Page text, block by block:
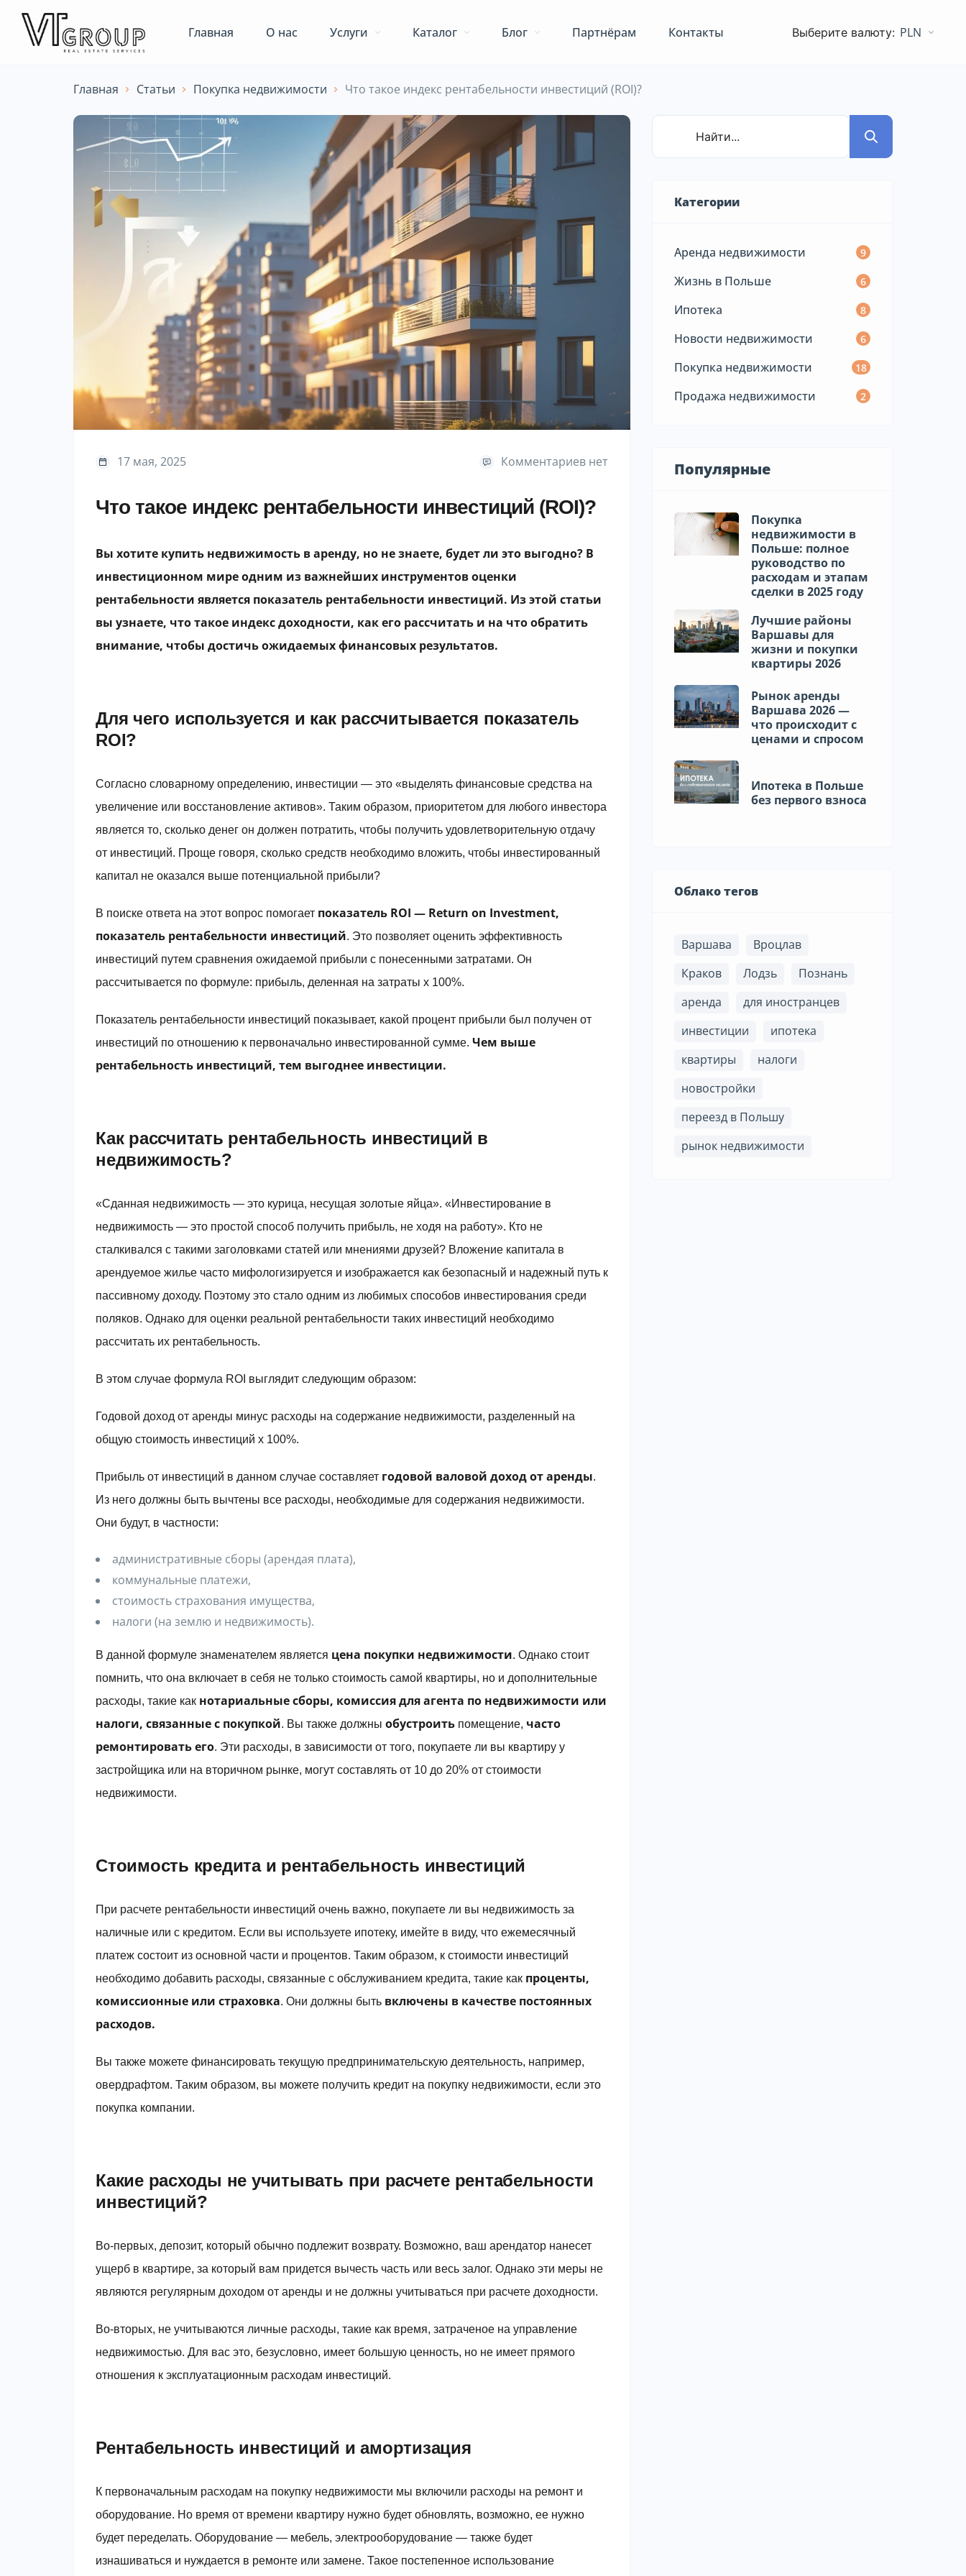
Главная О нас Услуги Каталог Блог Партнёрам Контакты PLN
Главная Статьи Покупка недвижимости Что такое индекс рентабельности инвестиций (ROI)?
17 мая, 2025 Комментариев нет
Что такое индекс рентабельности инвестиций (ROI)?
Вы хотите купить недвижимость в аренду, но не знаете, будет ли это выгодно? В
инвестиционном мире одним из важнейших инструментов оценки
рентабельности является показатель рентабельности инвестиций. Из этой статьи
вы узнаете, что такое индекс доходности, как его рассчитать и на что обратить
внимание, чтобы достичь ожидаемых финансовых результатов.
Для чего используется и как рассчитывается показатель
ROI?
Согласно словарному определению, инвестиции — это «выделять финансовые средства на
увеличение или восстановление активов». Таким образом, приоритетом для любого инвестора
является то, сколько денег он должен потратить, чтобы получить удовлетворительную отдачу
от инвестиций. Проще говоря, сколько средств необходимо вложить, чтобы инвестированный
капитал не оказался выше потенциальной прибыли?
В поиске ответа на этот вопрос помогает показатель ROI — Return on Investment,
показатель рентабельности инвестиций. Это позволяет оценить эффективность
инвестиций путем сравнения ожидаемой прибыли с понесенными затратами. Он
рассчитывается по формуле: прибыль, деленная на затраты x 100%.
Показатель рентабельности инвестиций показывает, какой процент прибыли был получен от
инвестиций по отношению к первоначально инвестированной сумме. Чем выше
рентабельность инвестиций, тем выгоднее инвестиции.
Как рассчитать рентабельность инвестиций в
недвижимость?
«Сданная недвижимость — это курица, несущая золотые яйца». «Инвестирование в
недвижимость — это простой способ получить прибыль, не ходя на работу». Кто не
сталкивался с такими заголовками статей или мнениями друзей? Вложение капитала в
арендуемое жилье часто мифологизируется и изображается как безопасный и надежный путь к
пассивному доходу. Поэтому это стало одним из любимых способов инвестирования среди
поляков. Однако для оценки реальной рентабельности таких инвестиций необходимо
рассчитать их рентабельность.
В этом случае формула ROI выглядит следующим образом:
Годовой доход от аренды минус расходы на содержание недвижимости, разделенный на
общую стоимость инвестиций х 100%.
Прибыль от инвестиций в данном случае составляет годовой валовой доход от аренды.
Из него должны быть вычтены все расходы, необходимые для содержания недвижимости.
Они будут, в частности:
административные сборы (арендая плата),
коммунальные платежи,
стоимость страхования имущества,
налоги (на землю и недвижимость).
В данной формуле знаменателем является цена покупки недвижимости. Однако стоит
помнить, что она включает в себя не только стоимость самой квартиры, но и дополнительные
расходы, такие как нотариальные сборы, комиссия для агента по недвижимости или
налоги, связанные с покупкой. Вы также должны обустроить помещение, часто
ремонтировать его. Эти расходы, в зависимости от того, покупаете ли вы квартиру у
застройщика или на вторичном рынке, могут составлять от 10 до 20% от стоимости
недвижимости.
Стоимость кредита и рентабельность инвестиций
При расчете рентабельности инвестиций очень важно, покупаете ли вы недвижимость за
наличные или с кредитом. Если вы используете ипотеку, имейте в виду, что ежемесячный
платеж состоит из основной части и процентов. Таким образом, к стоимости инвестиций
необходимо добавить расходы, связанные с обслуживанием кредита, такие как проценты,
комиссионные или страховка. Они должны быть включены в качестве постоянных
расходов.
Вы также можете финансировать текущую предпринимательскую деятельность, например,
овердрафтом. Таким образом, вы можете получить кредит на покупку недвижимости, если это
покупка компании.
Какие расходы не учитывать при расчете рентабельности
инвестиций?
Во-первых, депозит, который обычно подлежит возврату. Возможно, ваш арендатор нанесет
ущерб в квартире, за который вам придется вычесть часть или весь залог. Однако эти меры не
являются регулярным доходом от аренды и не должны учитываться при расчете доходности.
Во-вторых, не учитываются личные расходы, такие как время, затраченое на управление
недвижимостью. Для вас это, безусловно, имеет большую ценность, но не имеет прямого
отношения к эксплуатационным расходам инвестиций.
Рентабельность инвестиций и амортизация
К первоначальным расходам на покупку недвижимости мы включили расходы на ремонт и
оборудование. Но время от времени квартиру нужно будет обновлять, возможно, ее нужно
будет переделать. Оборудование — мебель, электрооборудование — также будет
изнашиваться и нуждается в ремонте или замене. Такое постепенное использование
Категории
Аренда недвижимости 9
Жизнь в Польше 6
Ипотека 8
Новости недвижимости 6
Покупка недвижимости 18
Продажа недвижимости 2
Популярные
Покупка
недвижимости в
Польше: полное
руководство по
расходам и этапам
сделки в 2025 году
Лучшие районы
Варшавы для
жизни и покупки
квартиры 2026
Рынок аренды
Варшава 2026 —
что происходит с
ценами и спросом
Ипотека в Польше
без первого взноса
Облако тегов
Варшава
Вроцлав
Краков
Лодзь
Познань
аренда
для иностранцев
инвестиции
ипотека
квартиры
налоги
новостройки
переезд в Польшу
рынок недвижимости